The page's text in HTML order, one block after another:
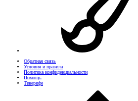
Обратная связь
Условия и правила
Политика конфиденциальности
Помощь
Тенерифе